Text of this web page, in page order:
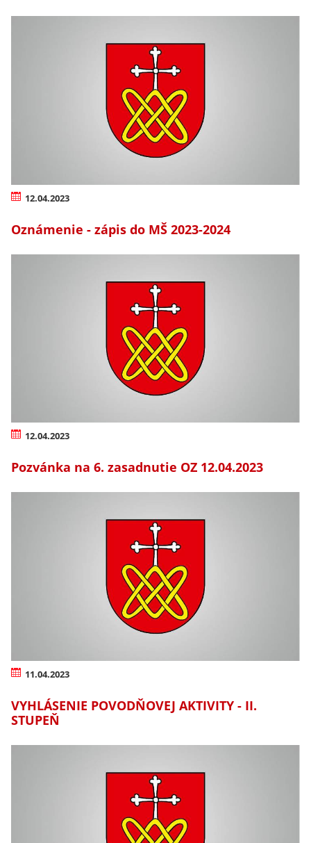
12.04.2023
Oznámenie - zápis do MŠ 2023-2024
12.04.2023
Pozvánka na 6. zasadnutie OZ 12.04.2023
11.04.2023
VYHLÁSENIE POVODŇOVEJ AKTIVITY - II.
STUPEŇ